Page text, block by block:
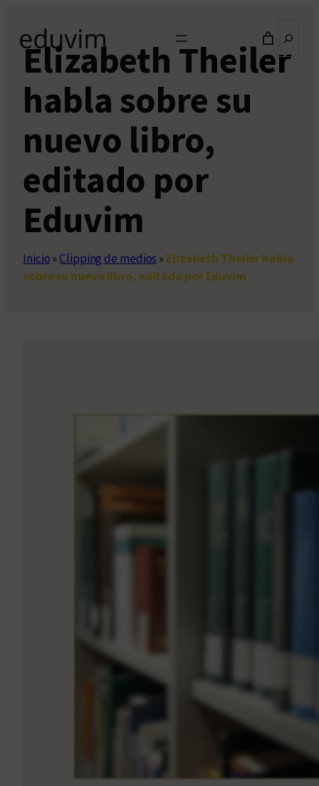
contenido
Elizabeth Theiler
habla sobre su
nuevo libro,
editado por
Eduvim
Inicio»Clipping de medios »Elizabeth Theiler habla
sobre su nuevo libro, editado por Eduvim